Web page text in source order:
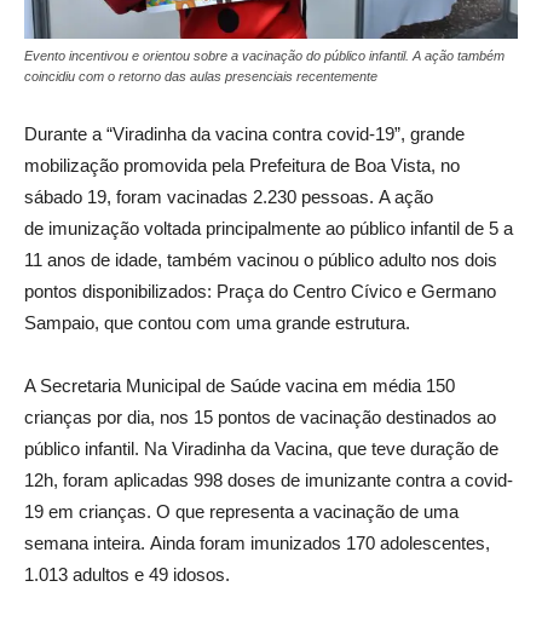
Evento incentivou e orientou sobre a vacinação do público infantil. A ação também
coincidiu com o retorno das aulas presenciais recentemente
Durante a “Viradinha da vacina contra covid-19”, grande
mobilização promovida pela Prefeitura de Boa Vista, no
sábado 19, foram vacinadas 2.230 pessoas. A ação
de imunização voltada principalmente ao público infantil de 5 a
11 anos de idade, também vacinou o público adulto nos dois
pontos disponibilizados: Praça do Centro Cívico e Germano
Sampaio, que contou com uma grande estrutura.
A Secretaria Municipal de Saúde vacina em média 150
crianças por dia, nos 15 pontos de vacinação destinados ao
público infantil. Na Viradinha da Vacina, que teve duração de
12h, foram aplicadas 998 doses de imunizante contra a covid-
19 em crianças. O que representa a vacinação de uma
semana inteira. Ainda foram imunizados 170 adolescentes,
1.013 adultos e 49 idosos.